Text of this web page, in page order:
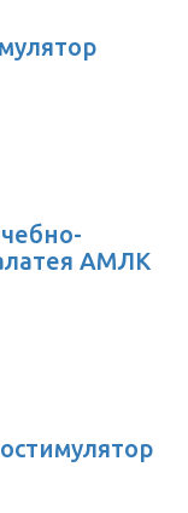
АМЛК